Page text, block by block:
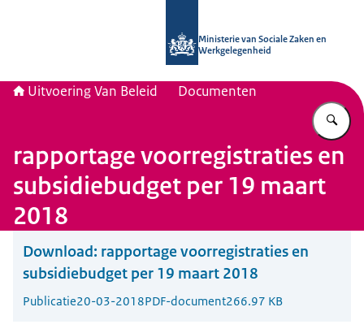
Ministerie van Sociale Zaken en
Werkgelegenheid
Uitvoering Van Beleid Documenten
rapportage voorregistraties en
subsidiebudget per 19 maart
2018
Download: rapportage voorregistraties en
subsidiebudget per 19 maart 2018
Publicatie20-03-2018PDF-document266.97 KB